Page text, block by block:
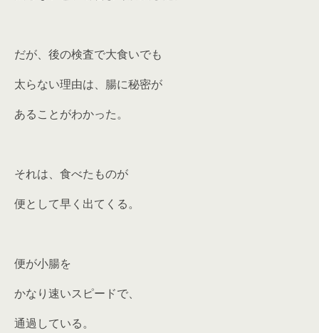
だが、後の検査で大食いでも
太らない理由は、腸に秘密が
あることがわかった。
それは、食べたものが
便として早く出てくる。
便が小腸を
かなり速いスピードで、
通過している。